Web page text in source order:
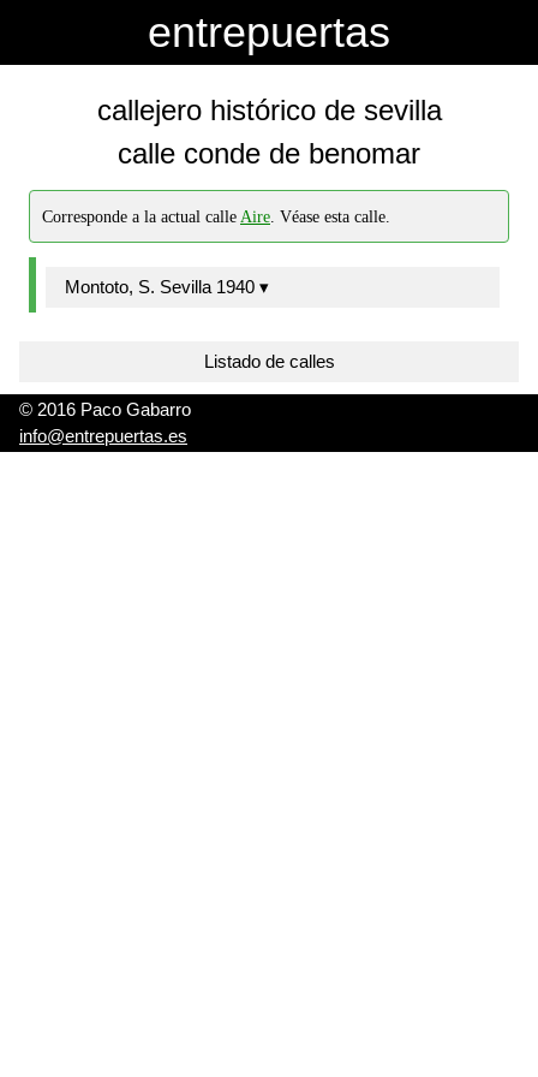
entrepuertas
callejero histórico de sevilla
calle conde de benomar
Corresponde a la actual calle Aire. Véase esta calle.
Montoto, S. Sevilla 1940 ▾
Listado de calles
© 2016 Paco Gabarro
info@entrepuertas.es